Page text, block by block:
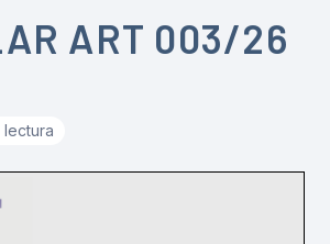
ART 003/26
lectura